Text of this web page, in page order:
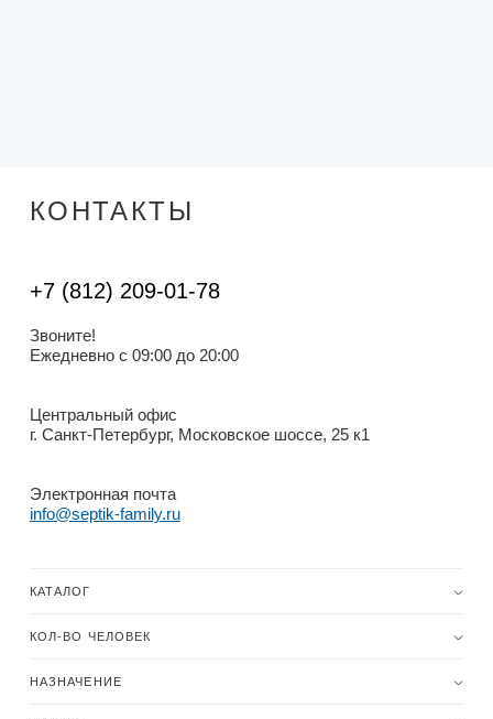
КОНТАКТЫ
+7 (812) 209-01-78
Звоните!
Ежедневно с 09:00 до 20:00
Центральный офис
г. Санкт-Петербург, Московское шоссе, 25 к1
Электронная почта
info@septik-family.ru
КАТАЛОГ
КОЛ-ВО ЧЕЛОВЕК
НАЗНАЧЕНИЕ